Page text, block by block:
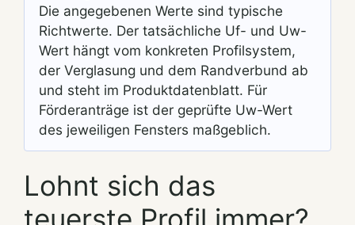
Die angegebenen Werte sind typische
Richtwerte. Der tatsächliche Uf- und Uw-
Wert hängt vom konkreten Profilsystem,
der Verglasung und dem Randverbund ab
und steht im Produktdatenblatt. Für
Förderanträge ist der geprüfte Uw-Wert
des jeweiligen Fensters maßgeblich.
Lohnt sich das